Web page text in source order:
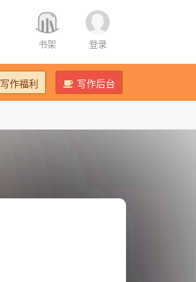
书架 登录
写作福利 写作后台